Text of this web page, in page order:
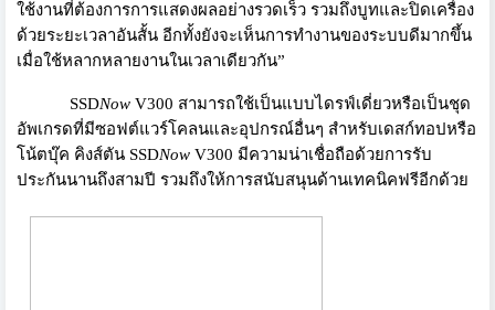
ใช้งานที่ต้องการการแสดงผลอย่างรวดเร็ว รวมถึงบูทและปิดเครื่อง
ด้วยระยะเวลาอันสั้น อีกทั้งยังจะเห็นการทำงานของระบบดีมากขึ้น
เมื่อใช้หลากหลายงานในเวลาเดียวกัน”
SSDNow V300 สามารถใช้เป็นแบบไดรฟ์เดี่ยวหรือเป็นชุด
อัพเกรดที่มีซอฟต์แวร์โคลนและอุปกรณ์อื่นๆ สำหรับเดสก์ทอปหรือ
โน้ตบุ๊ค คิงส์ตัน SSDNow V300 มีความน่าเชื่อถือด้วยการรับ
ประกันนานถึงสามปี รวมถึงให้การสนับสนุนด้านเทคนิคฟรีอีกด้วย